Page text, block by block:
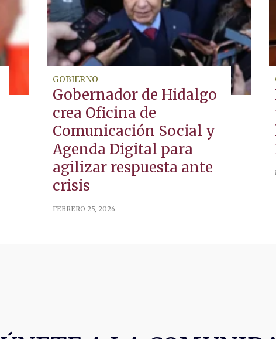
GOBIERNO
Gobernador de Hidalgo
crea Oficina de
Comunicación Social y
Agenda Digital para
agilizar respuesta ante
crisis
FEBRERO 25, 2026